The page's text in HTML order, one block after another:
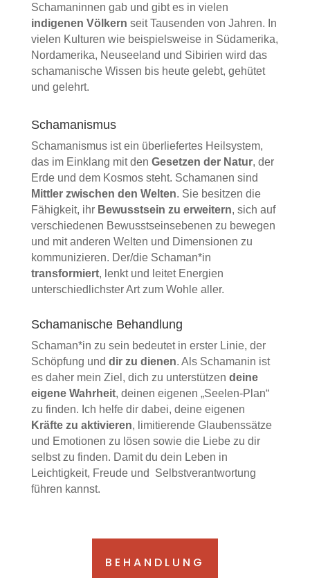
Schamaninnen gab und gibt es in vielen
indigenen Völkern seit Tausenden von Jahren. In
vielen Kulturen wie beispielsweise in Südamerika,
Nordamerika, Neuseeland und Sibirien wird das
schamanische Wissen bis heute gelebt, gehütet
und gelehrt.
Schamanismus
Schamanismus ist ein überliefertes Heilsystem,
das im Einklang mit den Gesetzen der Natur, der
Erde und dem Kosmos steht. Schamanen sind
Mittler zwischen den Welten. Sie besitzen die
Fähigkeit, ihr Bewusstsein zu erweitern, sich auf
verschiedenen Bewusstseinsebenen zu bewegen
und mit anderen Welten und Dimensionen zu
kommunizieren. Der/die Schaman*in
transformiert, lenkt und leitet Energien
unterschiedlichster Art zum Wohle aller.
Schamanische Behandlung
Schaman*in zu sein bedeutet in erster Linie, der
Schöpfung und d ir zu dienen. Als Schamanin ist
es daher mein Ziel, dich zu unterstützen deine
eigene Wahrheit, deinen eigenen „Seelen-Plan“
zu finden. Ich helfe dir dabei, deine eigenen
Kräfte zu aktivieren, limitierende Glaubenssätze
und Emotionen zu lösen sowie die Liebe zu dir
selbst zu finden. Damit du dein Leben in
Leichtigkeit, Freude und Selbstverantwortung
führen kannst.
BEHANDLUNG